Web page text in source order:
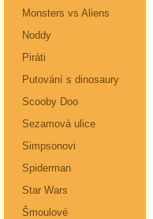
Monsters vs Aliens
Noddy
Piráti
Putování s dinosaury
Scooby Doo
Sezamová ulice
Simpsonovi
Spiderman
Star Wars
Šmoulové